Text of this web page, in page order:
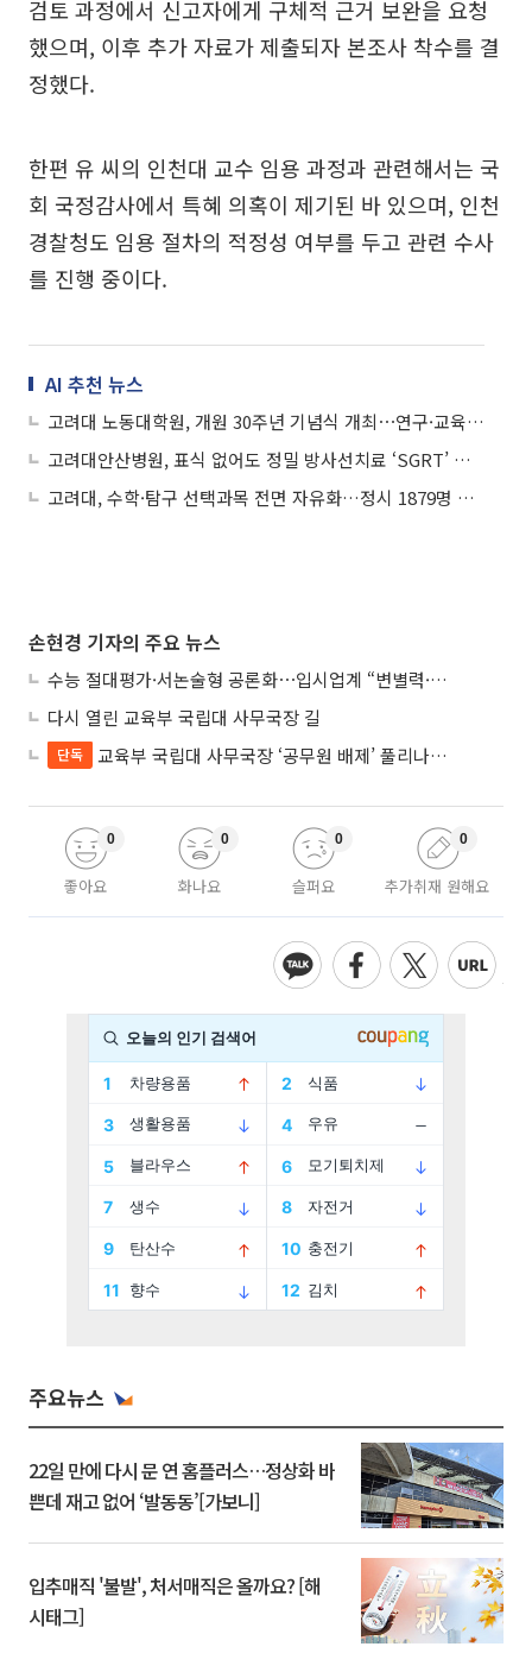
검토 과정에서 신고자에게 구체적 근거 보완을 요청
했으며, 이후 추가 자료가 제출되자 본조사 착수를 결
정했다.
한편 유 씨의 인천대 교수 임용 과정과 관련해서는 국
회 국정감사에서 특혜 의혹이 제기된 바 있으며, 인천
경찰청도 임용 절차의 적정성 여부를 두고 관련 수사
를 진행 중이다.
AI 추천 뉴스
고려대 노동대학원, 개원 30주년 기념식 개최⋯연구·교육 성과 공유
고려대안산병원, 표식 없어도 정밀 방사선치료 ‘SGRT’ 도입
고려대, 수학·탐구 선택과목 전면 자유화…정시 1879명 선발
손현경 기자의 주요 뉴스
수능 절대평가·서논술형 공론화⋯입시업계 “변별력·사교육 대책 먼저”
다시 열린 교육부 국립대 사무국장 길
단독 교육부 국립대 사무국장 ‘공무원 배제’ 풀리나…응시자격 다시 열렸다
좋아요
0
화나요
0
슬퍼요
0
추가취재 원해요
0
주요뉴스
22일 만에 다시 문 연 홈플러스…정상화 바
쁜데 재고 없어 ‘발동동’[가보니]
입추매직 '불발', 처서매직은 올까요? [해
시태그]